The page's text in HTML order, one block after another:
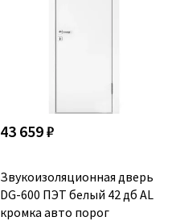
43 659 ₽
Звукоизоляционная дверь
DG-600 ПЭТ белый 42 дб AL
кромка авто порог